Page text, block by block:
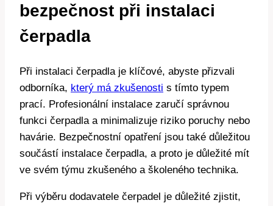
bezpečnost při instalaci
čerpadla
Při instalaci čerpadla je klíčové, abyste přizvali
odborníka, který má zkušenosti s tímto typem
prací. Profesionální instalace zaručí správnou
funkci čerpadla a minimalizuje riziko poruchy nebo
havárie. Bezpečnostní opatření jsou také důležitou
součástí instalace čerpadla, a proto je důležité mít
ve svém týmu zkušeného a školeného technika.
Při výběru dodavatele čerpadel je důležité zjistit,